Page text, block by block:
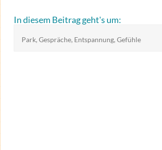
In diesem Beitrag geht's um:
Park, Gespräche, Entspannung, Gefühle